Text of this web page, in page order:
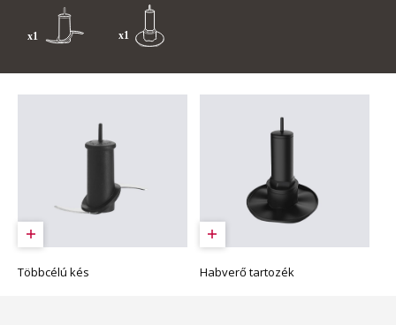
Többcélú kés Habverő tartozék